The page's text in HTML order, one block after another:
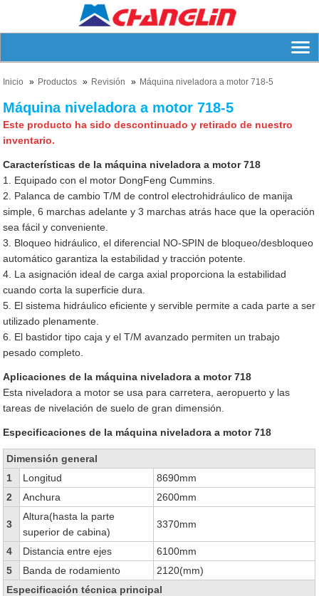
Inicio Productos Revisión Máquina niveladora a motor 718-5
Máquina niveladora a motor 718-5
Este producto ha sido descontinuado y retirado de nuestro
inventario.
Características de la máquina niveladora a motor 718
1. Equipado con el motor DongFeng Cummins.
2. Palanca de cambio T/M de control electrohidráulico de manija
simple, 6 marchas adelante y 3 marchas atrás hace que la operación
sea fácil y conveniente.
3. Bloqueo hidráulico, el diferencial NO-SPIN de bloqueo/desbloqueo
automático garantiza la estabilidad y tracción potente.
4. La asignación ideal de carga axial proporciona la estabilidad
cuando corta la superficie dura.
5. El sistema hidráulico eficiente y servible permite a cada parte a ser
utilizado plenamente.
6. El bastidor tipo caja y el T/M avanzado permiten un trabajo
pesado completo.
Aplicaciones de la máquina niveladora a motor 718
Esta niveladora a motor se usa para carretera, aeropuerto y las
tareas de nivelación de suelo de gran dimensión.
Especificaciones de la máquina niveladora a motor 718
Dimensión general
1
Longitud
8690mm
2
Anchura 2600mm
3
Altura(hasta la parte
superior de cabina)
3370mm
4 Distancia entre ejes
6100mm
5
Banda de rodamiento
2120(mm)
Especificación técnica principal